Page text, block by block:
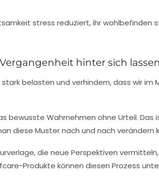
hinter sich lassen
belasten und verhindern, dass wir im
bewusste Wahrnehmen ohne Urteil.
diese Muster nach und nach verändern
die neue Perspektiven
Produkte können diesen Prozess